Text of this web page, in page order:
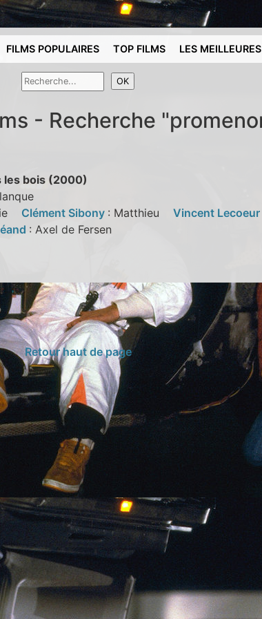
FILMS POPULAIRES TOP FILMS LES MEILLEURES
- Recherche
les bois (2000)
Clément Sibony : Matthieu Vincent Lecoeur
: Axel de Fersen
Retour haut de page